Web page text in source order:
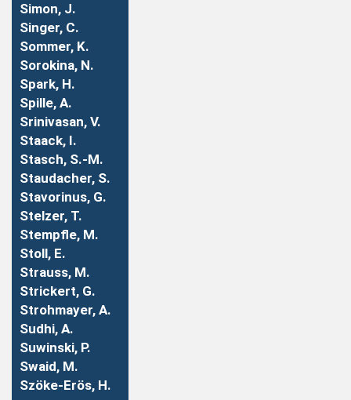
Simon, J.
Singer, C.
Sommer, K.
Sorokina, N.
Spark, H.
Spille, A.
Srinivasan, V.
Staack, I.
Stasch, S.-M.
Staudacher, S.
Stavorinus, G.
Stelzer, T.
Stempfle, M.
Stoll, E.
Strauss, M.
Strickert, G.
Strohmayer, A.
Sudhi, A.
Suwinski, P.
Swaid, M.
Szöke-Erös, H.